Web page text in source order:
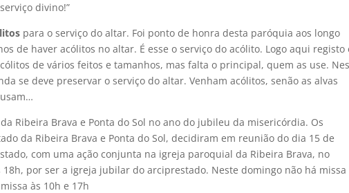
divino!”
para o serviço do altar. Foi ponto de honra desta paróquia aos longo
de haver acólitos no altar. É esse o serviço do acólito. Logo aqui registo
de vários feitos e tamanhos, mas falta o principal, quem as use.
se deve preservar o serviço do altar. Venham acólitos, senão as alvas
Ribeira Brava e Ponta do Sol no ano do jubileu da misericórdia. Os
da Ribeira Brava e Ponta do Sol, decidiram em reunião do dia 15 de
com uma ação conjunta na igreja paroquial da Ribeira Brava, no
por ser a igreja jubilar do arciprestado. Neste domingo não há missa
às 10h e 17h